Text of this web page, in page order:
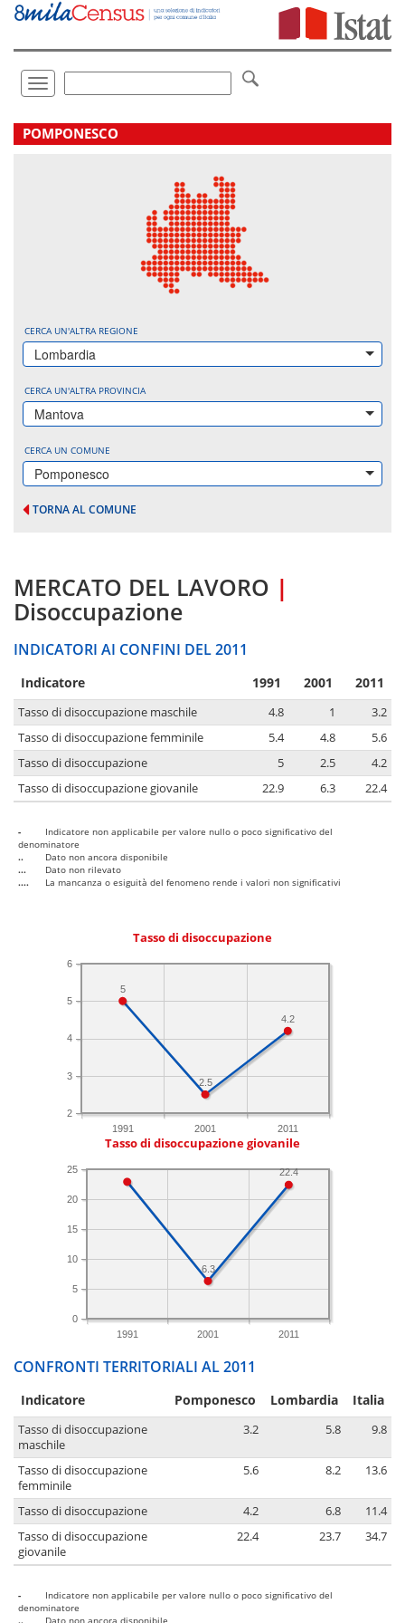
Vai
direttamente
Toggle
navigation
.
POMPONESCO
CERCA UN'ALTRA REGIONE
Lombardia
CERCA UN'ALTRA PROVINCIA
Mantova
CERCA UN COMUNE
Pomponesco
TORNA AL COMUNE
MERCATO DEL LAVORO |
Disoccupazione
INDICATORI AI CONFINI DEL 2011
Indicatore 1991 2001 2011
Tasso di disoccupazione maschile 4.8 1
3.2
Tasso di disoccupazione femminile
5.4 4.8
5.6
Tasso di disoccupazione
5 2.5
4.2
Tasso di disoccupazione giovanile
22.9 6.3 22.4
-
Indicatore non applicabile per valore nullo o poco significativo del
denominatore
..
Dato non ancora disponibile
...
Dato non rilevato
....
La mancanza o esiguità del fenomeno rende i valori non significativi
Tasso di disoccupazione
1991 2001 2011
2
3
4
5
6
4.2
2.5
5
Tasso di disoccupazione giovanile
1991 2001 2011
0
5
10
15
20
25 22.4
6.3
CONFRONTI TERRITORIALI AL 2011
Indicatore Pomponesco Lombardia Italia
Tasso di disoccupazione
maschile
3.2 5.8 9.8
Tasso di disoccupazione
femminile
5.6 8.2 13.6
Tasso di disoccupazione 4.2 6.8
11.4
Tasso di disoccupazione
giovanile
22.4 23.7 34.7
-
Indicatore non applicabile per valore nullo o poco significativo del
denominatore